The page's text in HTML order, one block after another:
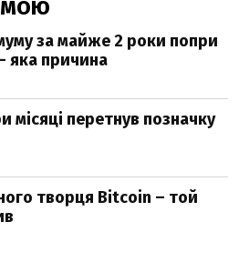
за майже 2 роки попри
яка причина
місяці перетнув позначку
творця Bitcoin – той